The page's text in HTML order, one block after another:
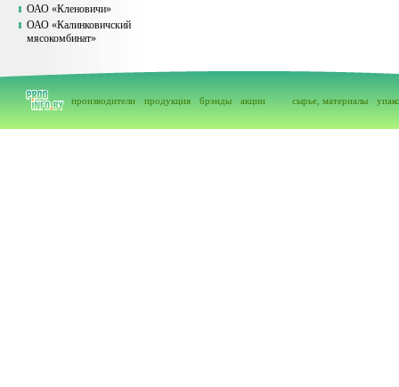
ОАО «Кленовичи»
ОАО «Калинковичский
мясокомбинат»
производители продукция брэнды акции сырье, материалы